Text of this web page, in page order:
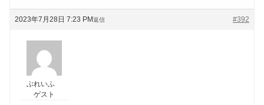
2023年7月28日 7:23 PM #392
返信
ぶれいふ
ゲスト